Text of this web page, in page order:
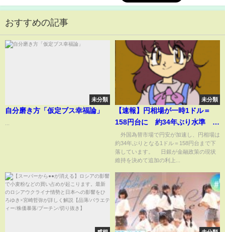
おすすめの記事
未分類
自分磨き方「仮定ブス幸福論」
未分類
【速報】円相場が一時1ドル＝
158円台に 約34年ぶり水準 外
国為替市場で円安進む(2024年4
月27日)
外国為替市場で円安が加速し、円相場は
約34年ぶりとなる1ドル＝158円台まで下
落しています。 日銀が金融政策の現状
維持を決めて追加の利上...